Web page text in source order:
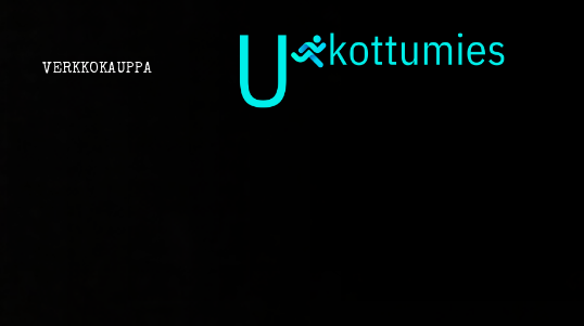
VERKKOKAUPPA